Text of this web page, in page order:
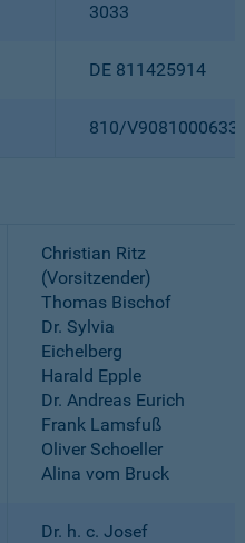
3033
DE 811425914
810/
Christian Ritz
(Vorsitzender)
Thomas Bischof
Dr. Sylvia
Eichelberg
Harald Epple
Dr. Andreas Eurich
Frank Lamsfuß
Oliver Schoeller
Alina vom Bruck
Dr. h. c. Josef